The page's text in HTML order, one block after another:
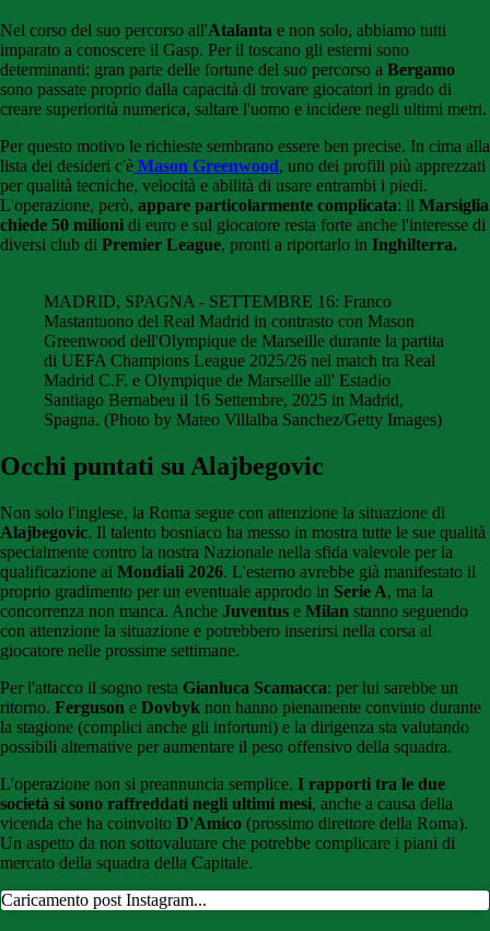
Nel corso del suo percorso all'Atalanta e non solo, abbiamo tutti
imparato a conoscere il Gasp. Per il toscano gli esterni sono
determinanti: gran parte delle fortune del suo percorso a Bergamo
sono passate proprio dalla capacità di trovare giocatori in grado di
creare superiorità numerica, saltare l'uomo e incidere negli ultimi metri.
Per questo motivo le richieste sembrano essere ben precise. In cima alla
lista dei desideri c'è Mason Greenwood, uno dei profili più apprezzati
per qualità tecniche, velocità e abilità di usare entrambi i piedi.
L'operazione, però, appare particolarmente complicata: il Marsiglia
chiede 50 milioni di euro e sul giocatore resta forte anche l'interesse di
diversi club di Premier League, pronti a riportarlo in Inghilterra.
MADRID, SPAGNA - SETTEMBRE 16: Franco
Mastantuono del Real Madrid in contrasto con Mason
Greenwood dell'Olympique de Marseille durante la partita
di UEFA Champions League 2025/26 nel match tra Real
Madrid C.F. e Olympique de Marseille all' Estadio
Santiago Bernabeu il 16 Settembre, 2025 in Madrid,
Spagna. (Photo by Mateo Villalba Sanchez/Getty Images)
Occhi puntati su Alajbegovic
Non solo l'inglese, la Roma segue con attenzione la situazione di
Alajbegovic. Il talento bosniaco ha messo in mostra tutte le sue qualità
specialmente contro la nostra Nazionale nella sfida valevole per la
qualificazione ai Mondiali 2026. L'esterno avrebbe già manifestato il
proprio gradimento per un eventuale approdo in Serie A, ma la
concorrenza non manca. Anche Juventus e Milan stanno seguendo
con attenzione la situazione e potrebbero inserirsi nella corsa al
giocatore nelle prossime settimane.
Per l'attacco il sogno resta Gianluca Scamacca: per lui sarebbe un
ritorno. Ferguson e Dovbyk non hanno pienamente convinto durante
la stagione (complici anche gli infortuni) e la dirigenza sta valutando
possibili alternative per aumentare il peso offensivo della squadra.
L'operazione non si preannuncia semplice. I rapporti tra le due
società si sono raffreddati negli ultimi mesi, anche a causa della
vicenda che ha coinvolto D'Amico (prossimo direttore della Roma).
Un aspetto da non sottovalutare che potrebbe complicare i piani di
mercato della squadra della Capitale.
Caricamento post Instagram...